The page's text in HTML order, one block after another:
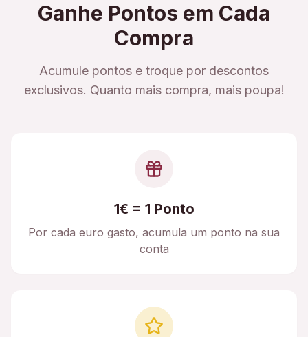
Ganhe Pontos em Cada
Compra
Acumule pontos e troque por descontos
exclusivos. Quanto mais compra, mais poupa!
1€ = 1 Ponto
Por cada euro gasto, acumula um ponto na sua
conta